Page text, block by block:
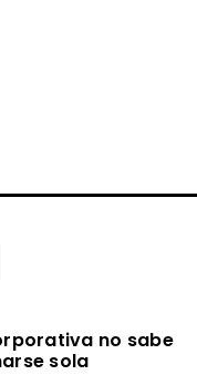
no sabe
sola